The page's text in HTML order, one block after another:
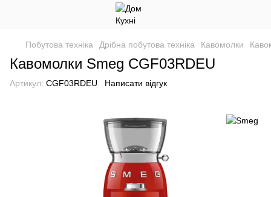
Побутова техніка Дрібна побутова техніка Кавомолки
Кавомолки Smeg CGF03RDEU
Артикул: CGF03RDEU Написати відгук